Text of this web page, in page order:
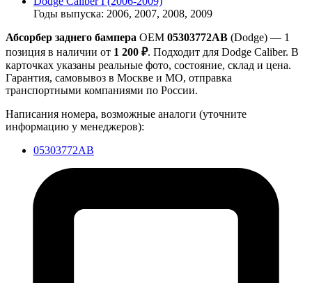
Годы выпуска: 2006, 2007, 2008, 2009
Абсорбер заднего бампера OEM 05303772AB (Dodge) — 1
позиция в наличии от 1 200 ₽. Подходит для Dodge Caliber. В
карточках указаны реальные фото, состояние, склад и цена.
Гарантия, самовывоз в Москве и МО, отправка
транспортными компаниями по России.
Написания номера, возможные аналоги (уточните
информацию у менеджеров):
05303772AB